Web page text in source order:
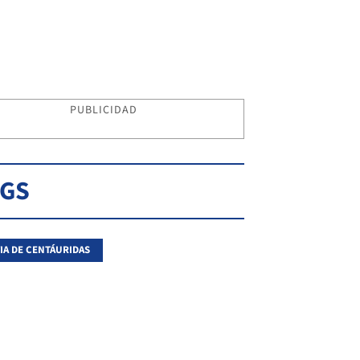
PUBLICIDAD
DE CENTÁURIDAS